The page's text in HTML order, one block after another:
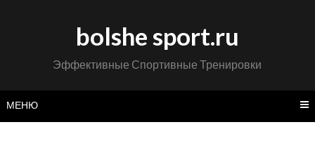
bolshe sport.ru
Эффективные Спортивные Тренировки
МЕНЮ